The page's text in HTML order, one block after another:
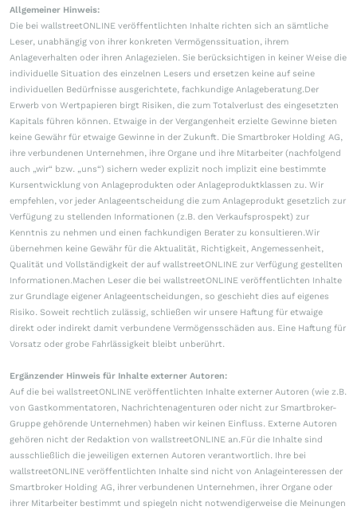
Allgemeiner Hinweis:
Die bei wallstreetONLINE veröffentlichten Inhalte richten sich an sämtliche
Leser, unabhängig von ihrer konkreten Vermögenssituation, ihrem
Anlageverhalten oder ihren Anlagezielen. Sie berücksichtigen in keiner Weise die
individuelle Situation des einzelnen Lesers und ersetzen keine auf seine
individuellen Bedürfnisse ausgerichtete, fachkundige Anlageberatung.Der
Erwerb von Wertpapieren birgt Risiken, die zum Totalverlust des eingesetzten
Kapitals führen können. Etwaige in der Vergangenheit erzielte Gewinne bieten
keine Gewähr für etwaige Gewinne in der Zukunft. Die Smartbroker Holding AG,
ihre verbundenen Unternehmen, ihre Organe und ihre Mitarbeiter (nachfolgend
auch „wir“ bzw. „uns“) sichern weder explizit noch implizit eine bestimmte
Kursentwicklung von Anlageprodukten oder Anlageproduktklassen zu. Wir
empfehlen, vor jeder Anlageentscheidung die zum Anlageprodukt gesetzlich zur
Verfügung zu stellenden Informationen (z.B. den Verkaufsprospekt) zur
Kenntnis zu nehmen und einen fachkundigen Berater zu konsultieren.Wir
übernehmen keine Gewähr für die Aktualität, Richtigkeit, Angemessenheit,
Qualität und Vollständigkeit der auf wallstreetONLINE zur Verfügung gestellten
Informationen.Machen Leser die bei wallstreetONLINE veröffentlichten Inhalte
zur Grundlage eigener Anlageentscheidungen, so geschieht dies auf eigenes
Risiko. Soweit rechtlich zulässig, schließen wir unsere Haftung für etwaige
direkt oder indirekt damit verbundene Vermögensschäden aus. Eine Haftung für
Vorsatz oder grobe Fahrlässigkeit bleibt unberührt.
Ergänzender Hinweis für Inhalte externer Autoren:
Auf die bei wallstreetONLINE veröffentlichten Inhalte externer Autoren (wie z.B.
von Gastkommentatoren, Nachrichtenagenturen oder nicht zur Smartbroker-
Gruppe gehörende Unternehmen) haben wir keinen Einfluss. Externe Autoren
gehören nicht der Redaktion von wallstreetONLINE an.Für die Inhalte sind
ausschließlich die jeweiligen externen Autoren verantwortlich. Ihre bei
wallstreetONLINE veröffentlichten Inhalte sind nicht von Anlageinteressen der
Smartbroker Holding AG, ihrer verbundenen Unternehmen, ihrer Organe oder
ihrer Mitarbeiter bestimmt und spiegeln nicht notwendigerweise die Meinungen